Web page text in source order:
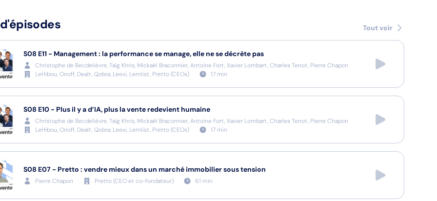
Tout voir
S08 E11 - Management : la performance se manage, elle ne se décrète pas
Christophe de Becdelièvre, Taïg Khris, Mickaël Braconnier, Antoine Fort, Xavier Lombart, Charles Tenot, Pierre Chapon
LeHibou, Onoff, Dealt, Qobra, Leexi, Lemlist, Pretto(CEOs) 17 min
S08 E10 - Plus il y a d’IA, plus la vente redevient humaine
Christophe de Becdelièvre, Taïg Khris, Mickaël Braconnier, Antoine Fort, Xavier Lombart, Charles Tenot, Pierre Chapon
LeHibou, Onoff, Dealt, Qobra, Leexi, Lemlist, Pretto(CEOs) 17 min
S08 E07 - Pretto : vendre mieux dans un marché immobilier sous tension
Pierre Chapon Pretto(CEO et co-fondateur) 61 min